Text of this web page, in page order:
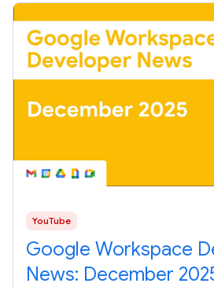
YouTube
Google Workspace
News: December